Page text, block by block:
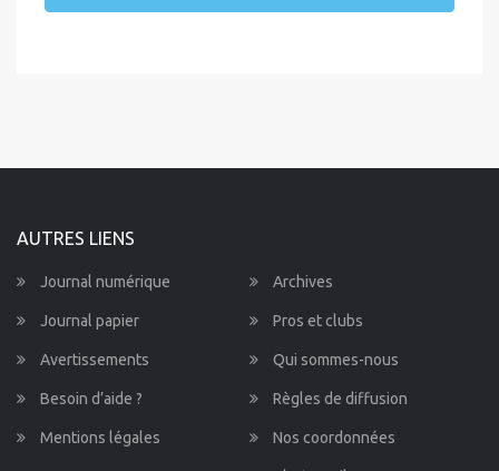
AUTRES LIENS
Journal numérique Archives
Journal papier Pros et clubs
Avertissements Qui sommes-nous
Besoin d’aide ? Règles de diffusion
Mentions légales Nos coordonnées